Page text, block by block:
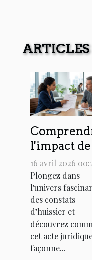
l'impact
constats
d'huissier
dans la
résolution
des litiges
16 avril 2026
Plongez dans
l'univers
des constats
d’huissier et
découvrez
cet acte
façonne...